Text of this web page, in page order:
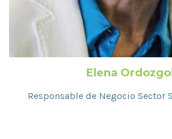
Elena
Responsable de Negocio Sector